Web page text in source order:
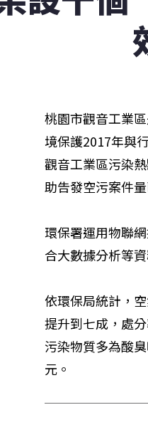
桃園市觀音工業
境保護2017年與
觀音工業區污染
助告發空污案件
環保署運用物聯
合大數據分析等
依環保局統計，
提升到七成，處
污染物質多為酸
元。